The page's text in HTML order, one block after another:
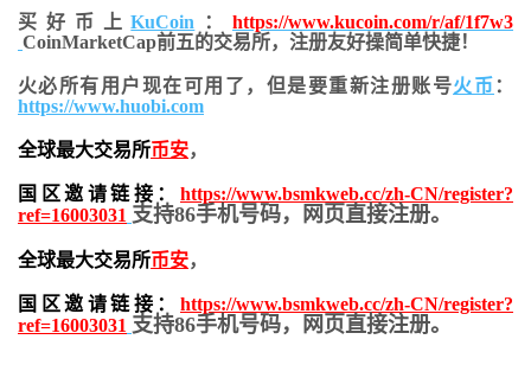
买好币上KuCoin ：https://www.kucoin.com/r/af/1f7w3
CoinMarketCap前五的交易所，注册友好操简单快捷！
火必所有用户现在可用了，但是要重新注册账号火币 ：
https://www.huobi.com
全球最大交易所币安，
国区邀请链接： https://www.bsmkweb.cc/zh-CN/register?
ref=16003031 支持86手机号码，网页直接注册。
全球最大交易所币安，
国区邀请链接： https://www.bsmkweb.cc/zh-CN/register?
ref=16003031 支持86手机号码，网页直接注册。